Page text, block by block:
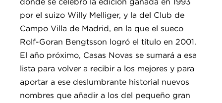
por el suizo Willy Melliger, y la del Club de
Campo Villa de Madrid, en la que el sueco
Rolf-Goran Bengtsson logró el título en 2001.
El año próximo, Casas Novas se sumará a esa
lista para volver a recibir a los mejores y para
aportar a ese deslumbrante historial nuevos
nombres que añadir a los del pequeño gran